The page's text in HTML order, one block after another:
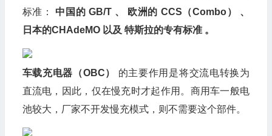
标准： 中国的 GB/T 、 欧洲的 CCS（Combo） 、
日本的CHAdeMO 以及 特斯拉的专有标准 。
车载充电器（OBC）
的主要作用是将交流电转换为
直流电，因此，仅在慢充时才起作用。商用车一般电
池较大，厂家不开发慢充模式，则不需要这个部件。